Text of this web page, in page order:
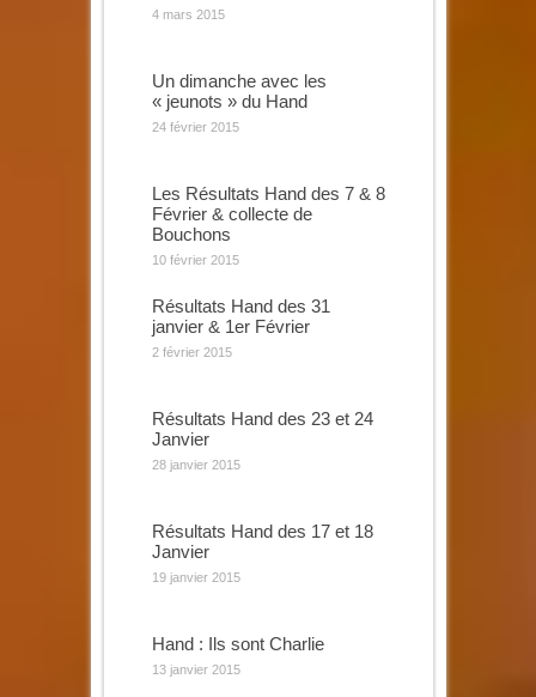
4 mars 2015
Un dimanche avec les
« jeunots » du Hand
24 février 2015
Les Résultats Hand des 7 & 8
Février & collecte de
Bouchons
10 février 2015
Résultats Hand des 31
janvier & 1er Février
2 février 2015
Résultats Hand des 23 et 24
Janvier
28 janvier 2015
Résultats Hand des 17 et 18
Janvier
19 janvier 2015
Hand : Ils sont Charlie
13 janvier 2015